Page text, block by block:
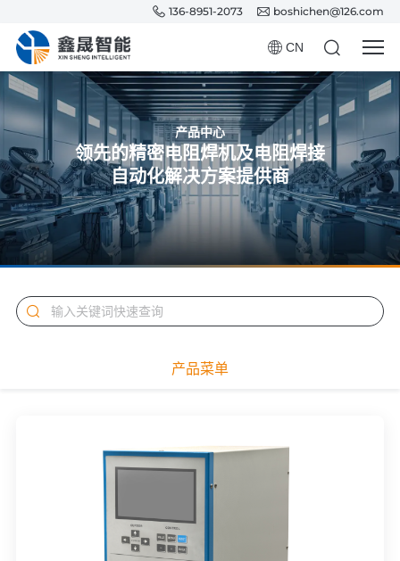
136-8951-2073 boshichen@126.com
CN
产品中心
领先的精密电阻焊机及电阻焊接
自动化解决方案提供商
产品菜单